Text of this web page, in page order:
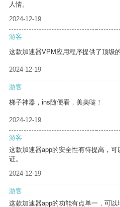
人情。
2024-12-19
游客
这款加速器VPM应用程序提供了顶级
2024-12-19
游客
梯子神器，ins随便看，美美哒！
2024-12-19
游客
这款加速器app的安全性有待提高，
证。
2024-12-19
游客
这款加速器app的功能有点单一，可